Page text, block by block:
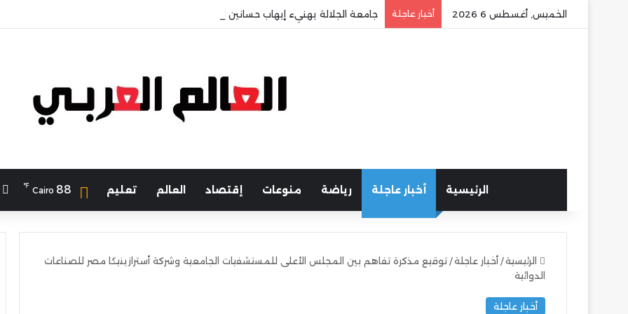
الخميس, أغسطس 6 2026 أخبار عاجلة جامعة الجلالة يهنيء إيهاب حسانين لتعيينه أمينًا عامًا لمجلس الجامعات الخاصة
الرئيسية أخبار عاجلة رياضة منوعات إقتصاد العالم تعليم Cairo 88
℉
الرئيسية/ أخبار عاجلة/ توقيع مذكرة تفاهم بين المجلس الأعلى للمستشفيات الجامعية وشركة أسترازينيكا مصر للصناعات
الدوائية
أخبار عاجلة